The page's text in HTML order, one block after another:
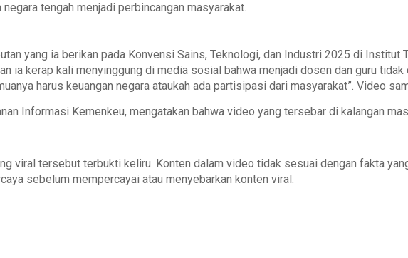
tengah menjadi perbincangan masyarakat.
yang ia berikan pada Konvensi Sains, Teknologi, dan Industri 2025 di
ia kerap kali menyinggung di media sosial bahwa menjadi dosen dan guru
harus keuangan negara ataukah ada partisipasi dari masyarakat”. Video
Informasi Kemenkeu, mengatakan bahwa video yang tersebar di kalangan
viral tersebut terbukti keliru. Konten dalam video tidak sesuai dengan fakta
sebelum mempercayai atau menyebarkan konten viral.